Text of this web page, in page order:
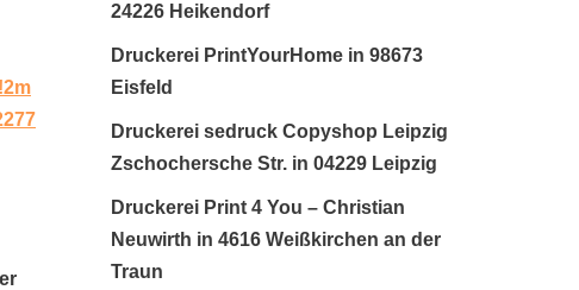
24226 Heikendorf
Druckerei PrintYourHome in 98673
Eisfeld
Druckerei sedruck Copyshop Leipzig
Zschochersche Str. in 04229 Leipzig
Druckerei Print 4 You – Christian
Neuwirth in 4616 Weißkirchen an der
Traun